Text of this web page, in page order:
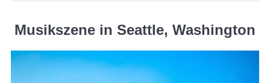
Musikszene in Seattle, Washington